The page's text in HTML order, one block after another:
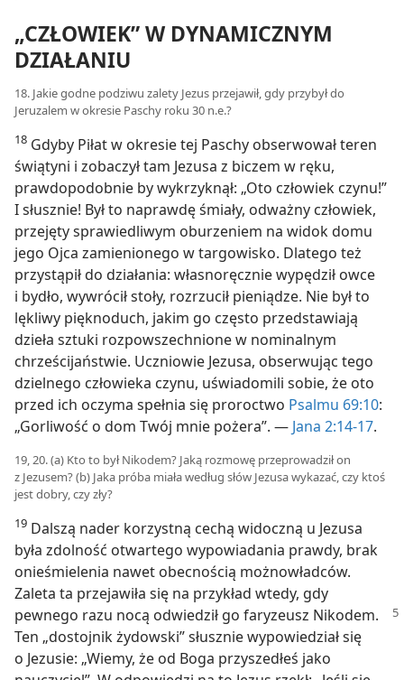
„CZŁOWIEK” W DYNAMICZNYM
DZIAŁANIU
18. Jakie godne podziwu zalety Jezus przejawił, gdy przybył do
Jeruzalem w okresie Paschy roku 30 n.e.?
18 Gdyby Piłat w okresie tej Paschy obserwował teren
świątyni i zobaczył tam Jezusa z biczem w ręku,
prawdopodobnie by wykrzyknął: „Oto człowiek czynu!”
I słusznie! Był to naprawdę śmiały, odważny człowiek,
przejęty sprawiedliwym oburzeniem na widok domu
jego Ojca zamienionego w targowisko. Dlatego też
przystąpił do działania: własnoręcznie wypędził owce
i bydło, wywrócił stoły, rozrzucił pieniądze. Nie był to
lękliwy pięknoduch, jakim go często przedstawiają
dzieła sztuki rozpowszechnione w nominalnym
chrześcijaństwie. Uczniowie Jezusa, obserwując tego
dzielnego człowieka czynu, uświadomili sobie, że oto
przed ich oczyma spełnia się proroctwo Psalmu 69:10:
„Gorliwość o dom Twój mnie pożera”. — Jana 2:14-17.
19, 20. (a) Kto to był Nikodem? Jaką rozmowę przeprowadził on
z Jezusem? (b) Jaka próba miała według słów Jezusa wykazać, czy ktoś
jest dobry, czy zły?
19 Dalszą nader korzystną cechą widoczną u Jezusa
była zdolność otwartego wypowiadania prawdy, brak
onieśmielenia nawet obecnością możnowładców.
Zaleta ta przejawiła się na przykład wtedy, gdy
pewnego razu nocą odwiedził go faryzeusz Nikodem.
Ten „dostojnik żydowski” słusznie wypowiedział się
o Jezusie: „Wiemy, że od Boga przyszedłeś jako